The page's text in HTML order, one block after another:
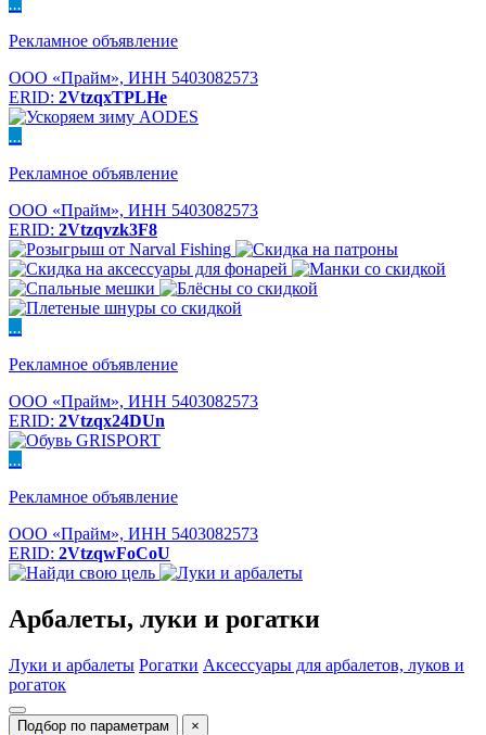
...
Рекламное объявление
ООО «Прайм», ИНН 5403082573
ERID: 2VtzqxTPLHe
...
Рекламное объявление
ООО «Прайм», ИНН 5403082573
ERID: 2Vtzqvzk3F8
...
Рекламное объявление
ООО «Прайм», ИНН 5403082573
ERID: 2Vtzqx24DUn
...
Рекламное объявление
ООО «Прайм», ИНН 5403082573
ERID: 2VtzqwFoCoU
Арбалеты, луки и рогатки
Луки и арбалеты Рогатки Аксессуары для арбалетов, луков и
рогаток
Подбор по параметрам ×